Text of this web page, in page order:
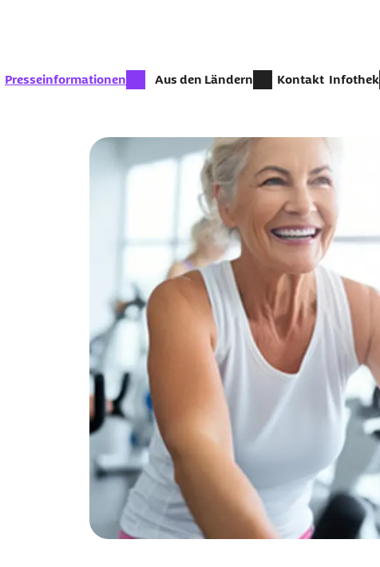
zur Zeit aktiv:
Presseinformationen Aus den Ländern Kontakt Infothek